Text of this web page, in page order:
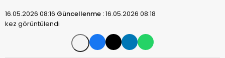
16.05.2026 08:16 Güncellenme :16.05.2026 08:18
kez görüntülendi